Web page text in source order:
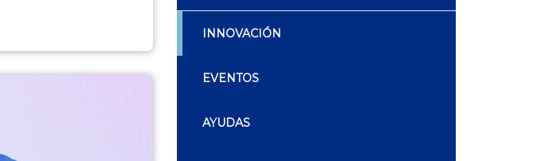
INNOVACIÓN
EVENTOS
AYUDAS